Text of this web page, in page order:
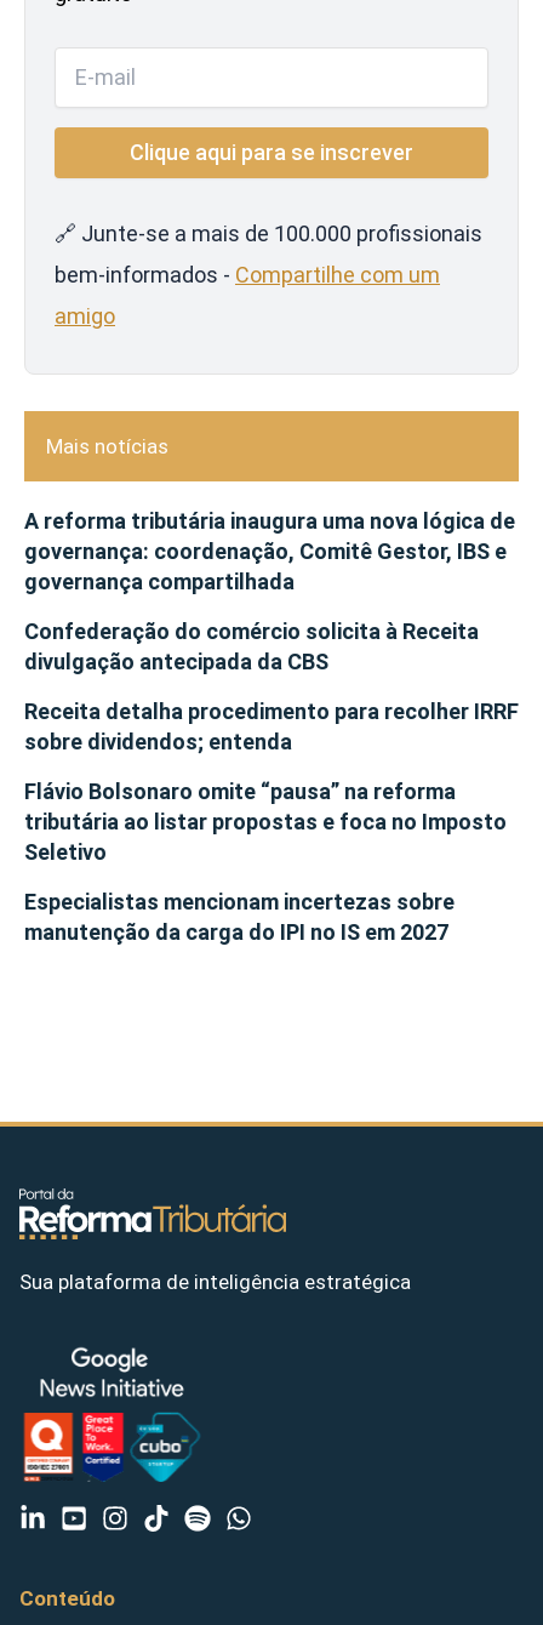
🔗 Junte-se a mais de 100.000 profissionais
bem-informados - Compartilhe com um
amigo
Mais notícias
A reforma tributária inaugura uma nova lógica de
governança: coordenação, Comitê Gestor, IBS e
governança compartilhada
Confederação do comércio solicita à Receita
divulgação antecipada da CBS
Receita detalha procedimento para recolher IRRF
sobre dividendos; entenda
Flávio Bolsonaro omite “pausa” na reforma
tributária ao listar propostas e foca no Imposto
Seletivo
Especialistas mencionam incertezas sobre
manutenção da carga do IPI no IS em 2027
Sua plataforma de inteligência estratégica
Conteúdo